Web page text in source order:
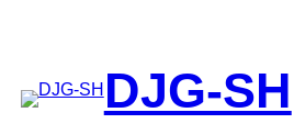
DJG-SH